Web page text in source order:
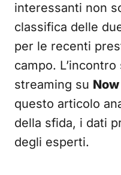
interessanti non
classifica delle
per le recenti
campo.
streaming su
questo articolo
della sfida, i dati
degli esperti.